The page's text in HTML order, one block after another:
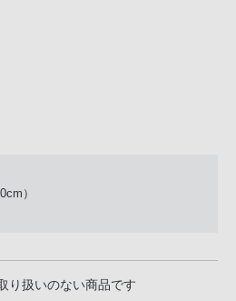
）
扱いのない商品です